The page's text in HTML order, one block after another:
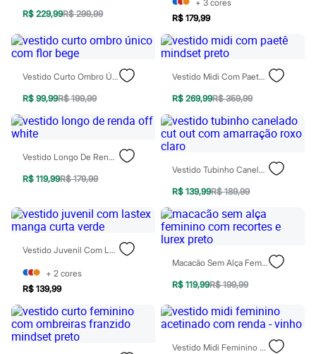
Rasteirinhas
Sandálias
Tênis
Diversão
Marcas
Baby Club
Miss Fifteen
Palomino
Moda íntima
Calcinhas
Meias
Pijamas
Moda praia
Blusas de proteção
Sungas
Personagens
Bluey
Hello Kitty
Homem Aranha
Minecraft
Naruto
Patrulha Canina
Sonic
R$ 229,99R$ 299,99
+ 3 cores
R$ 179,99
Vestido Curto Ombro Único Com Flor Bege
R$ 99,99R$ 199,99
Vestido Midi Com Paetê Mindset Preto
R$ 269,99R$ 359,99
Vestido Longo De Renda Off White
R$ 119,99R$ 179,99
Vestido Tubinho Canelado Cut Out Com Amarração Roxo Claro
R$ 139,99R$ 189,99
Vestido Juvenil Com Lastex Manga Curta Verde
+ 2 cores
R$ 139,99
Macacão Sem Alça Feminino Com Recortes E Lurex Preto
R$ 119,99R$ 199,99
Vestido Midi Feminino Acetinado Com Renda - Vinho